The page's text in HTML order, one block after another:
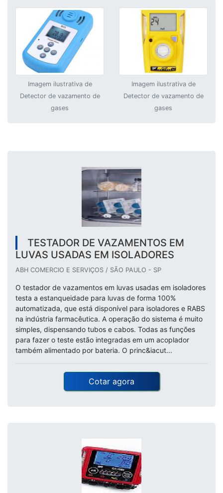
Imagem ilustrativa de
Detector de vazamento de
gases
Imagem ilustrativa de
Detector de vazamento de
gases
TESTADOR DE VAZAMENTOS EM
LUVAS USADAS EM ISOLADORES
ABH COMERCIO E SERVIÇOS / SÃO PAULO - SP
O testador de vazamentos em luvas usadas em isoladores
testa a estanqueidade para luvas de forma 100%
automatizada, que está disponível para isoladores e RABS
na indústria farmacêutica. A operação do sistema é muito
simples, dispensando tubos e cabos. Todas as funções
para fazer o teste estão integradas em um acoplador
também alimentado por bateria. O princ&iacut...
Cotar agora